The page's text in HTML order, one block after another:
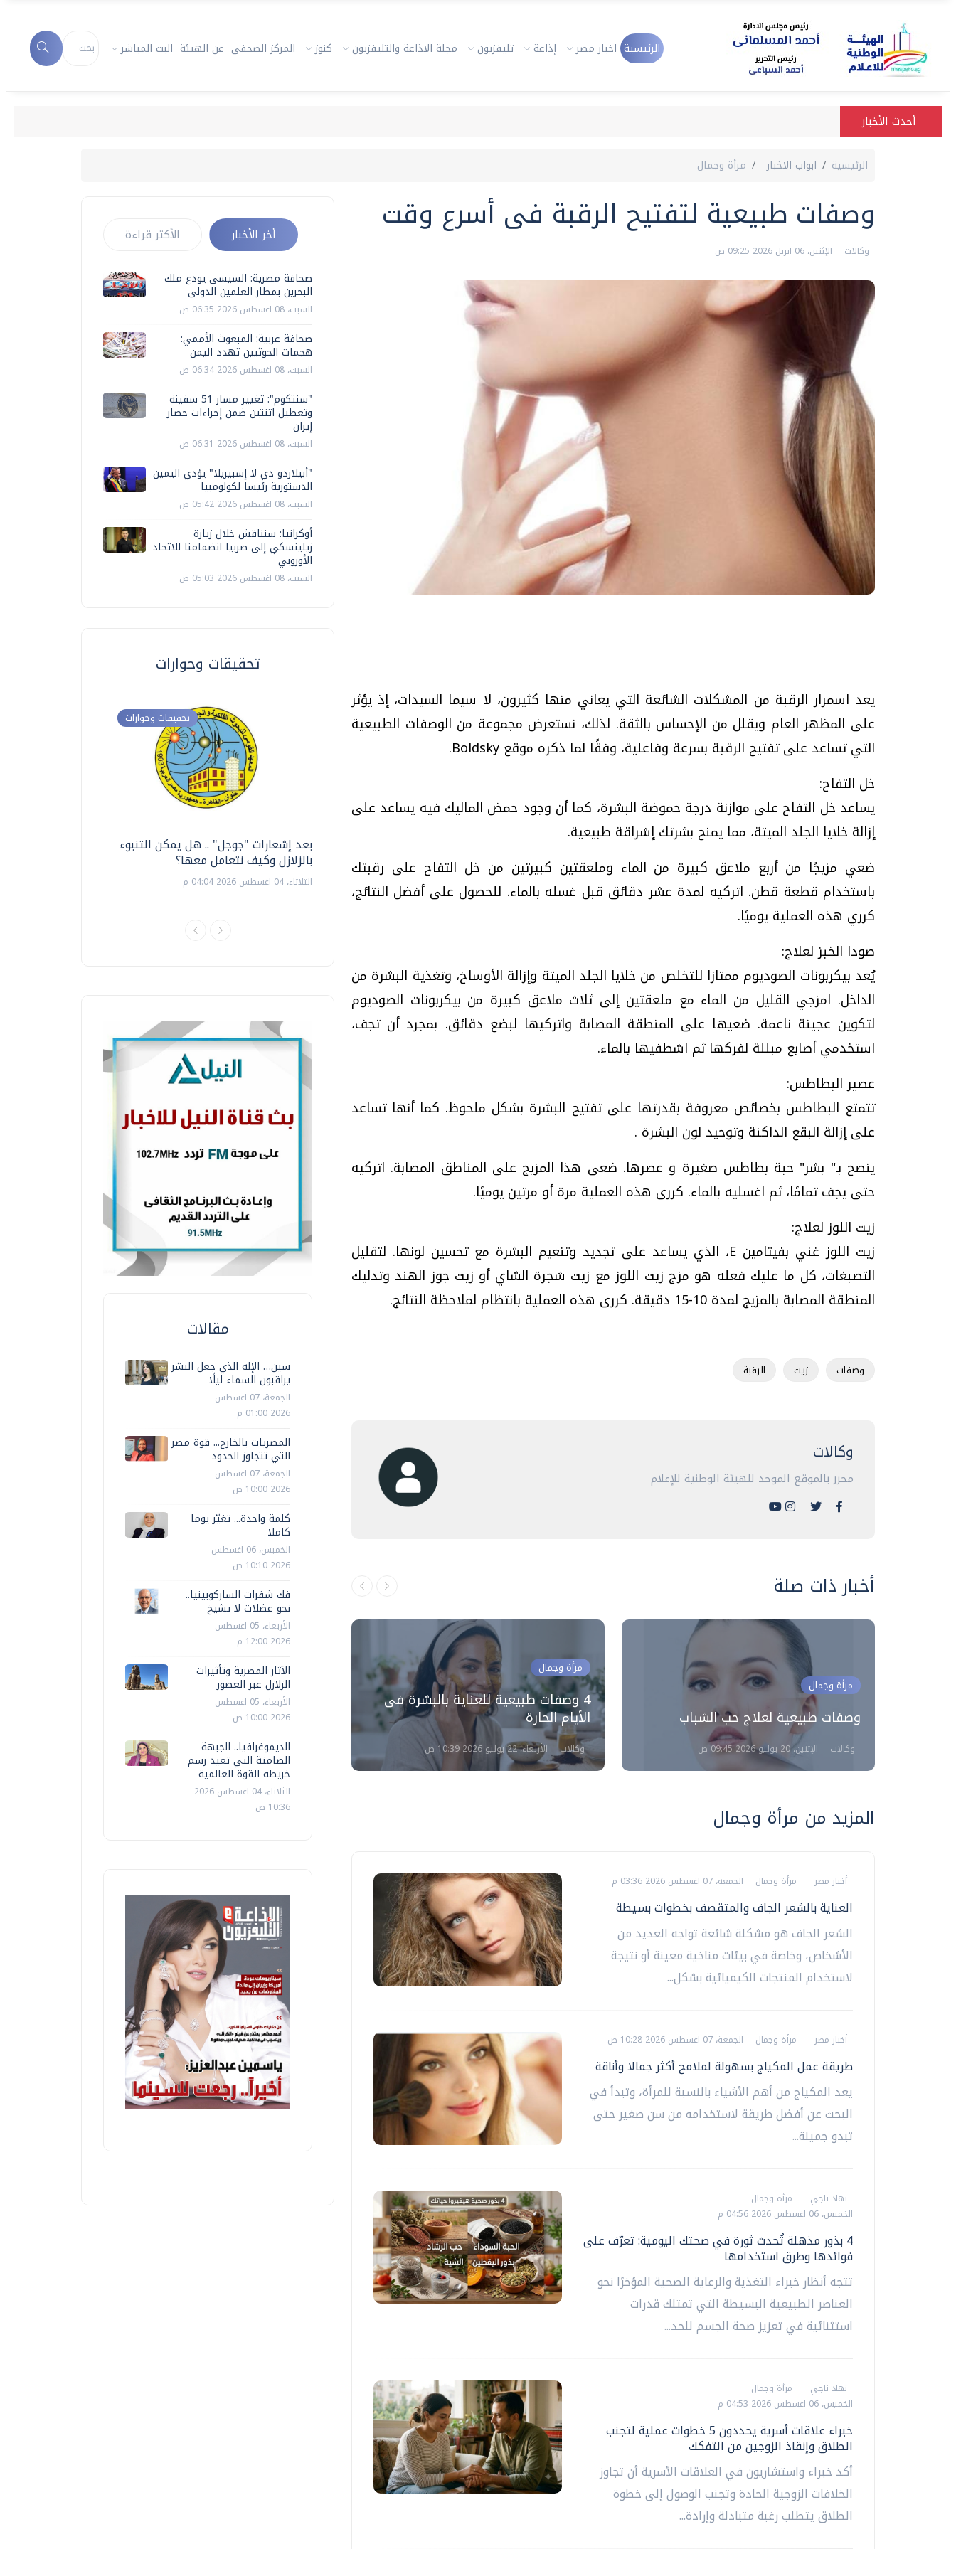
الرئيسية اخبار مصر إذاعة تليفزيون مجلة الاذاعة والتليفزيون كنوز المركز الصحفى عن الهيئة البث المباشر
أحدث الأخبار
الرئيسية ابواب الاخبار مرأة وجمال
وصفات طبيعية لتفتيح الرقبة فى أسرع وقت
وكالات الإثنين، 06 ابريل 2026 09:25 ص
يعد اسمرار الرقبة من المشكلات الشائعة التي يعاني منها كثيرون، لا سيما السيدات، إذ يؤثر
على المظهر العام ويقلل من الإحساس بالثقة. لذلك، نستعرض مجموعة من الوصفات الطبيعية
التي تساعد على تفتيح الرقبة بسرعة وفاعلية، وفقًا لما ذكره موقع Boldsky.
خل التفاح:
يساعد خل التفاح على موازنة درجة حموضة البشرة، كما أن وجود حمض الماليك فيه يساعد على
إزالة خلايا الجلد الميتة، مما يمنح بشرتك إشراقة طبيعية.
ضعي مزيجًا من أربع ملاعق كبيرة من الماء وملعقتين كبيرتين من خل التفاح على رقبتك
باستخدام قطعة قطن. اتركيه لمدة عشر دقائق قبل غسله بالماء. للحصول على أفضل النتائج،
كرري هذه العملية يوميًا.
صودا الخبز لعلاج:
يُعد بيكربونات الصوديوم ممتازا للتخلص من خلايا الجلد الميتة وإزالة الأوساخ، وتغذية البشرة من
الداخل. امزجي القليل من الماء مع ملعقتين إلى ثلاث ملاعق كبيرة من بيكربونات الصوديوم
لتكوين عجينة ناعمة. ضعيها على المنطقة المصابة واتركيها لبضع دقائق. بمجرد أن تجف،
استخدمي أصابع مبللة لفركها ثم اشطفيها بالماء.
عصير البطاطس:
تتمتع البطاطس بخصائص معروفة بقدرتها على تفتيح البشرة بشكل ملحوظ. كما أنها تساعد
على إزالة البقع الداكنة وتوحيد لون البشرة .
ينصح بـ" بشر" حبة بطاطس صغيرة و عصرها. ضعى هذا المزيج على المناطق المصابة. اتركيه
حتى يجف تمامًا، ثم اغسليه بالماء. كررى هذه العملية مرة أو مرتين يوميًا.
زيت اللوز لعلاج:
زيت اللوز غني بفيتامين E، الذي يساعد على تجديد وتنعيم البشرة مع تحسين لونها. لتقليل
التصبغات، كل ما عليك فعله هو مزج زيت اللوز مع زيت شجرة الشاي أو زيت جوز الهند وتدليك
المنطقة المصابة بالمزيج لمدة 10-15 دقيقة. كررى هذه العملية بانتظام لملاحظة النتائج.
وصفات زيت الرقبة
وكالات
محرر بالموقع الموحد للهيئة الوطنية للإعلام
أخبار ذات صلة
مرأة وجمال
6 وصفات طبيعية للتخلص من الرؤوس
السوداء
الخميس، 12 مارس 2026 09:33 ص
مرأة وجمال
4 وصفات طبيعية للعناية بالبشرة فى
الأيام الحارة
وكالات الأربعاء، 22 يوليو 2026 10:39 ص
مرأة وجمال
وصفات طبيعية لعلاج حب الشباب
وكالات الإثنين، 20 يوليو 2026 09:45 ص
المزيد من مرأة وجمال
أخبار مصر مرأة وجمال الجمعة، 07 اغسطس 2026 03:36 م
العناية بالشعر الجاف والمتقصف بخطوات بسيطة
الشعر الجاف هو مشكلة شائعة تواجه العديد من
الأشخاص، وخاصة في بيئات مناخية معينة أو نتيجة
لاستخدام المنتجات الكيميائية بشكل...
أخبار مصر مرأة وجمال الجمعة، 07 اغسطس 2026 10:28 ص
طريقة عمل المكياج بسهولة لملامح أكثر جمالا وأناقة
يعد المكياج من أهم الأشياء بالنسبة للمرأة، وتبدأ في
البحث عن أفضل طريقة لاستخدامه من سن صغير حتى
تبدو جميلة...
نهاد ناجي
مرأة وجمال
الخميس، 06 اغسطس 2026 04:56 م
4 بذور مذهلة تُحدث ثورة في صحتك اليومية: تعرّف على
فوائدها وطرق استخدامها
تتجه أنظار خبراء التغذية والرعاية الصحية المؤخرًا نحو
العناصر الطبيعية البسيطة التي تمتلك قدرات
استثنائية في تعزيز صحة الجسم للحد...
نهاد ناجي
مرأة وجمال
الخميس، 06 اغسطس 2026 04:53 م
خبراء علاقات أسرية يحددون 5 خطوات عملية لتجنب
الطلاق وإنقاذ الزوجين من التفكك
أكد خبراء واستشاريون في العلاقات الأسرية أن تجاوز
الخلافات الزوجية الحادة وتجنب الوصول إلى خطوة
الطلاق يتطلب رغبة متبادلة وإرادة...
أخر الأخبار الأكثر قراءة
صحافة مصرية: السيسى يودع ملك
البحرين بمطار العلمين الدولى
السبت، 08 اغسطس 2026 06:35 ص
صحافة عربية: المبعوث الأممي:
هجمات الحوثيين تهدد اليمن
السبت، 08 اغسطس 2026 06:34 ص
"سنتكوم": تغيير مسار 51 سفينة
وتعطيل اثنتين ضمن إجراءات حصار
إيران
السبت، 08 اغسطس 2026 06:31 ص
"أبيلاردو دي لا إسبيريلا" يؤدي اليمين
الدستورية رئيسا لكولومبيا
السبت، 08 اغسطس 2026 05:42 ص
أوكرانيا: سنناقش خلال زيارة
زيلينسكي إلى صربيا انضمامنا للاتحاد
الأوروبي
السبت، 08 اغسطس 2026 05:03 ص
تحقيقات وحوارات
تحقيقات وحوارات
بعد إشعارات "جوجل" .. هل يمكن التنبوء
بالزلازل وكيف نتعامل معها؟
الثلاثاء، 04 اغسطس 2026 04:04 م
تحقيقات وحوارات
وإجابات
تحقيقات وحوارات
فيديو.. الإعلام الرقمي.. تقنيات واعدة
وتحديات هائلة
الخميس، 30 يوليو 2026 01:09 م
تحقيقات وحوارات
موجات الطقس الساخنة.. لماذا تحدث وكيف
مقالات
سين… الإله الذي جعل البشر
يراقبون السماء ليلًا
الجمعة، 07 اغسطس
2026 01:00 م
المصريات بالخارج... قوة مصر
التي تتجاوز الحدود
الجمعة، 07 اغسطس
2026 10:00 ص
كلمة واحدة... تغيّر يوما
كاملا
الخميس، 06 اغسطس
2026 10:10 ص
فك شفرات الساركوبينيا..
نحو عضلات لا تشيخ
الأربعاء، 05 اغسطس
2026 12:00 م
الآثار المصرية وتأثيرات
الزلازل عبر العصور
الأربعاء، 05 اغسطس
2026 10:00 ص
الديموغرافيا.. الجبهة
الصامتة التي تعيد رسم
خريطة القوة العالمية
الثلاثاء، 04 اغسطس 2026
10:36 ص